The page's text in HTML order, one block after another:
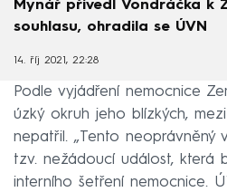
Mynář přivedl Vondráčka k
souhlasu, ohradila se ÚVN
14. říj 2021, 22:28
Podle vyjádření nemocnice
úzký okruh jeho blízkých,
nepatřil. „Tento neoprávněný
tzv. nežádoucí událost, která
interního šetření nemocnice.